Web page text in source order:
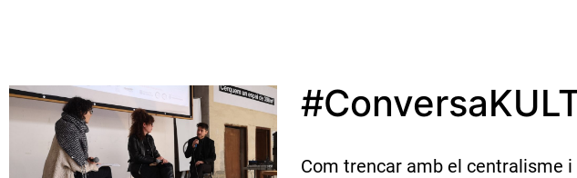
Com trencar amb el centralisme